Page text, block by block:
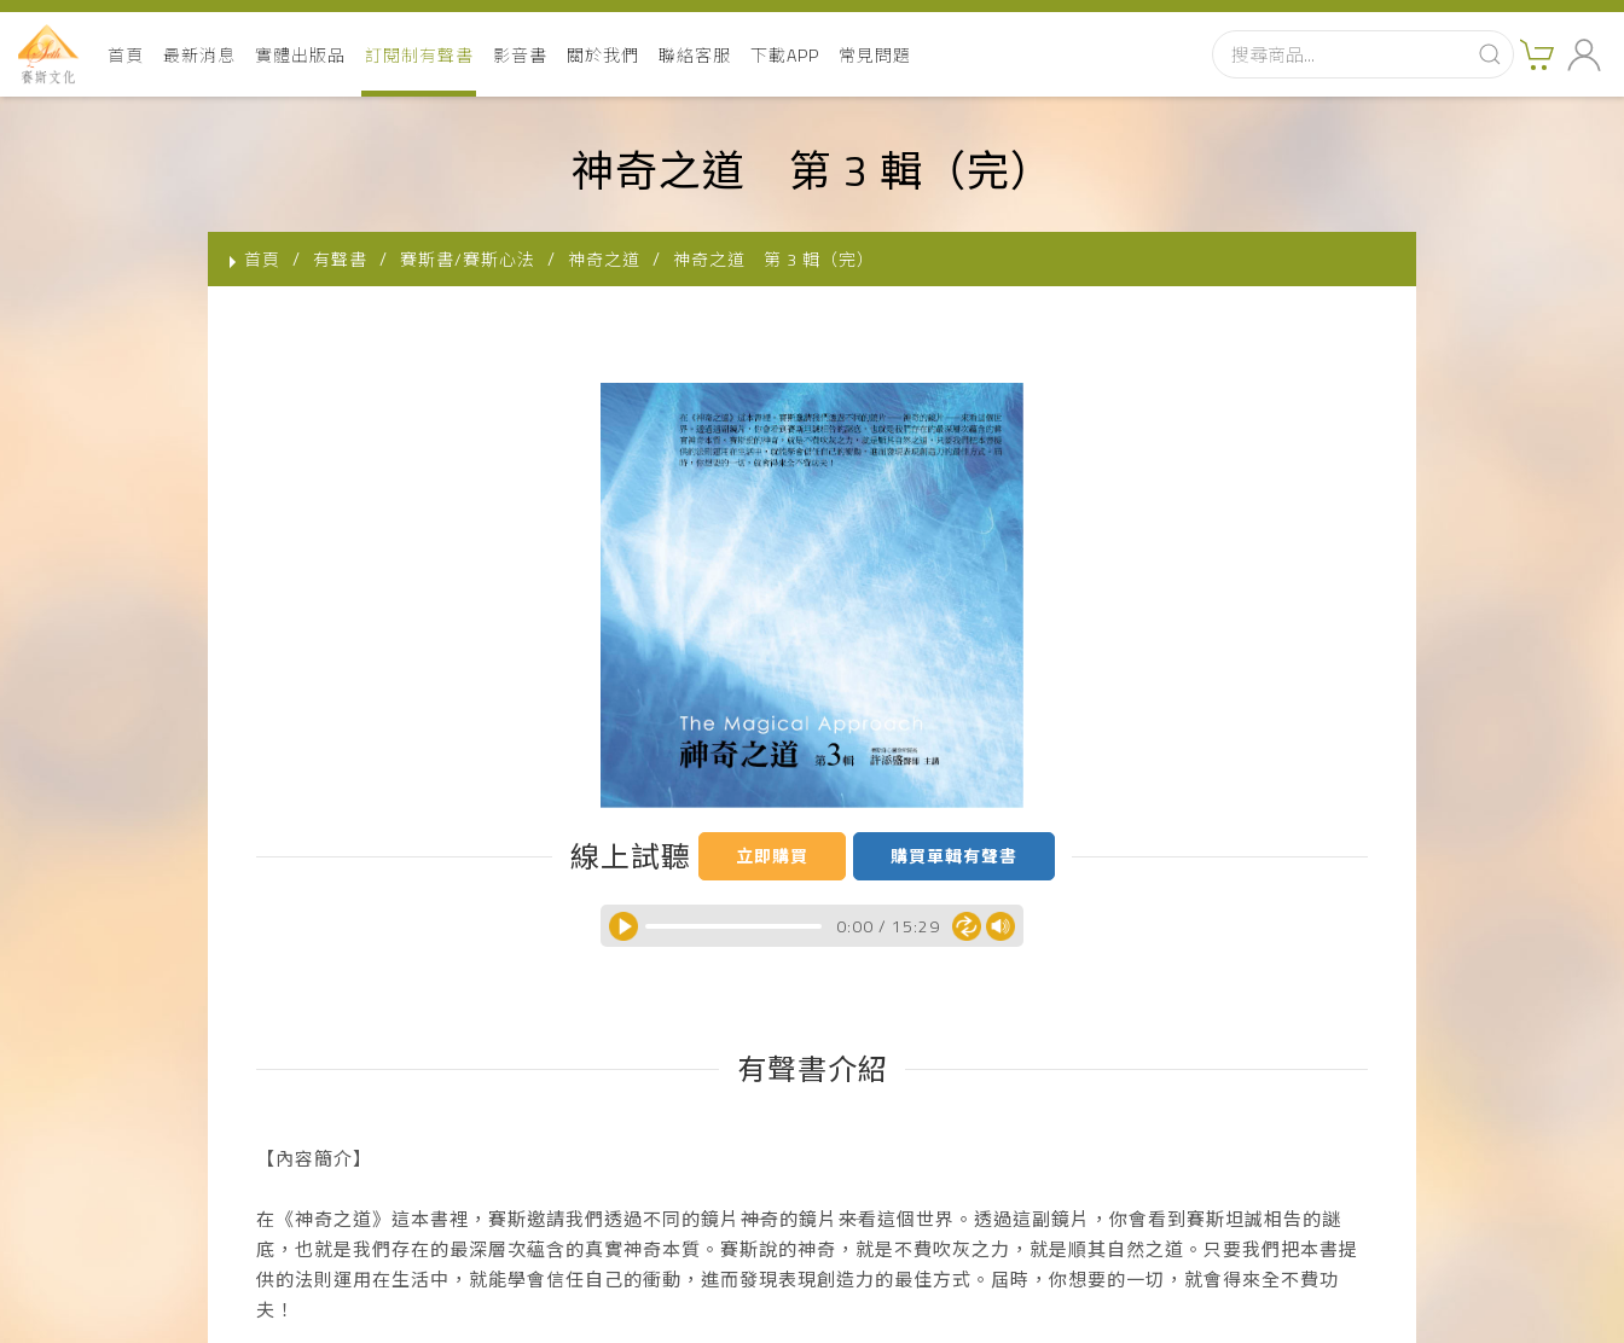
首頁 最新消息 實體出版品 訂閱制有聲書 影音書 關於我們 聯絡客服 下載APP 常見問題
神奇之道 第 3 輯（完）
首頁 有聲書 賽斯書/賽斯心法 神奇之道 神奇之道 第 3 輯（完）
線上試聽 立即購買 購買單輯有聲書
0:00 / 15:29
有聲書介紹
【內容簡介】
在《神奇之道》這本書裡，賽斯邀請我們透過不同的鏡片――神奇的鏡片――來看這個世界。透過這副鏡片，你會看到賽斯坦誠相告的謎
底，也就是我們存在的最深層次蘊含的真實神奇本質。賽斯說的神奇，就是不費吹灰之力，就是順其自然之道。只要我們把本書提
供的法則運用在生活中，就能學會信任自己的衝動，進而發現表現創造力的最佳方式。屆時，你想要的一切，就會得來全不費功
夫！